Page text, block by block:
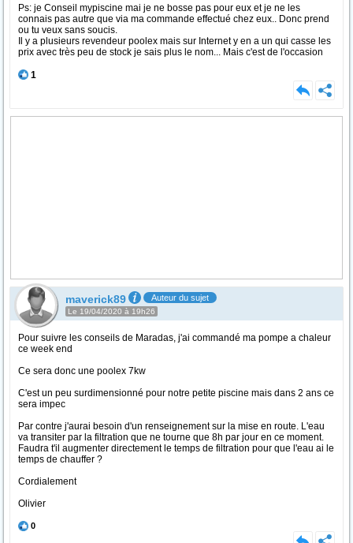
Ps: je Conseil mypiscine mai je ne bosse pas pour eux et je ne les
connais pas autre que via ma commande effectué chez eux.. Donc prend
ou tu veux sans soucis.
Il y a plusieurs revendeur poolex mais sur Internet y en a un qui casse les
prix avec très peu de stock je sais plus le nom... Mais c'est de l'occasion
1
maverick89 Auteur du sujet
Le 19/04/2020 à 19h26
Pour suivre les conseils de Maradas, j'ai commandé ma pompe a chaleur
ce week end
Ce sera donc une poolex 7kw
C'est un peu surdimensionné pour notre petite piscine mais dans 2 ans ce
sera impec
Par contre j'aurai besoin d'un renseignement sur la mise en route. L'eau
va transiter par la filtration que ne tourne que 8h par jour en ce moment.
Faudra t'il augmenter directement le temps de filtration pour que l'eau ai le
temps de chauffer ?
Cordialement
Olivier
0